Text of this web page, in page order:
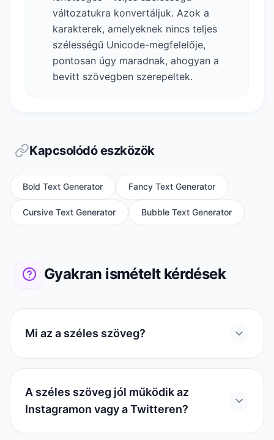
változatukra konvertáljuk. Azok a
karakterek, amelyeknek nincs teljes
szélességű Unicode-megfelelője,
pontosan úgy maradnak, ahogyan a
bevitt szövegben szerepeltek.
Kapcsolódó eszközök
Bold Text Generator Fancy Text Generator
Cursive Text Generator Bubble Text Generator
Gyakran ismételt kérdések
Mi az a széles szöveg?
A széles szöveg jól működik az
Instagramon vagy a Twitteren?